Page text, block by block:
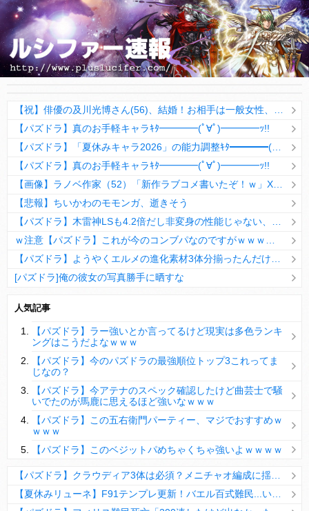
【パズドラ】真のお手軽キャラｷﾀ━━━━(ﾟ∀ﾟ)━━━━ｯ!!
【パズドラ】真のお手軽キャラｷﾀ━━━━(ﾟ∀ﾟ)━━━━ｯ!!
【悲報】ちいかわのモモンガ、逝きそう
[パズドラ]俺の彼女の写真勝手に晒すな
【パズドラ】陣とか覚醒大小の方がええやろか？
ＤｅＮＡ山崎憲晴 左膝靭帯の手術を無事に終了
Powered by livedoor 相互RSS
人気記事
【パズドラ】ラー強いとか言ってるけど現実は多色ランキ
ングはこうだよなｗｗｗ
【パズドラ】今のパズドラの最強順位トップ3これってま
じなの？
【パズドラ】今アテナのスペック確認したけど曲芸士で騒
いでたのが馬鹿に思えるほど強いなｗｗｗ
【パズドラ】この五右衛門パーティー、マジでおすすめｗ
ｗｗｗ
【パズドラ】このベジットパめちゃくちゃ強いよｗｗｗｗ